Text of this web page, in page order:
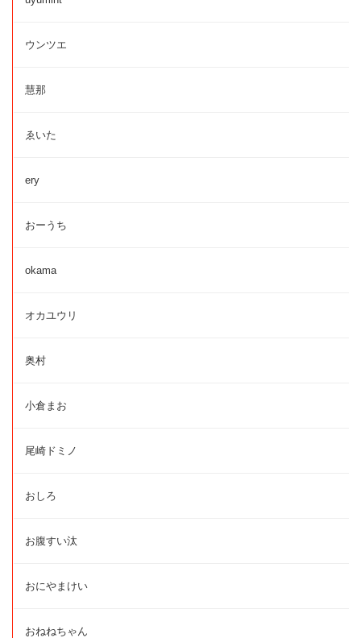
ウンツエ
慧那
ゑいた
ery
おーうち
okama
オカユウリ
奥村
小倉まお
尾崎ドミノ
おしろ
お腹すい汰
おにやまけい
おねねちゃん